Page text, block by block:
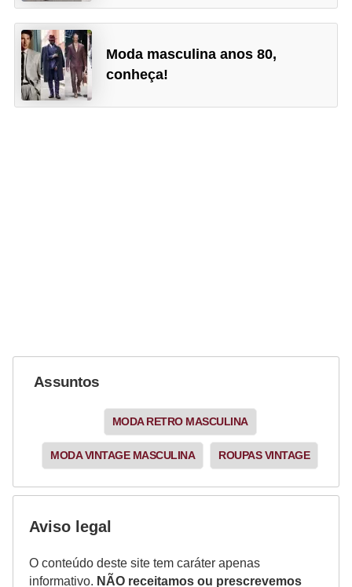
Moda masculina anos 80,
conheça!
Assuntos
MODA RETRO MASCULINA
MODA VINTAGE MASCULINA ROUPAS VINTAGE
Aviso legal
O conteúdo deste site tem caráter apenas
informativo. NÃO receitamos ou prescrevemos